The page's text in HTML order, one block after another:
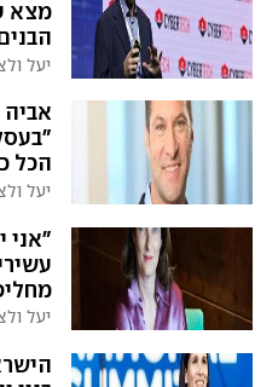
מצא
יעל
הכל
יעל
"אני
יעל